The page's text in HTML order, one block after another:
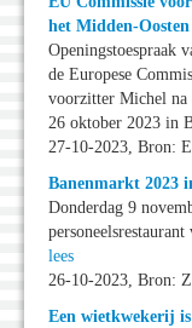
het Midden-Oosten
Openingstoespraak
de Europese
voorzitter Michel na
26 oktober 2023 in
27-10-2023, Bron:
Banenmarkt 2023
Donderdag 9
lees
26-10-2023, Bron:
Een wietkwekerij